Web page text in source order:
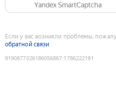
Yandex SmartCaptcha
Если у вас возникли проблемы,
обратной связи
9190877026186056867:1786222181